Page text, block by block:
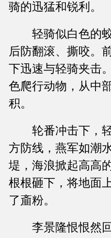
骑的迅猛和锐利。
轻骑似白色的蛟
后防翻滚、撕咬。
下迅速与轻骑夹击
色爬行动物，从中
积。
轮番冲击下，轻
方防线，燕军如潮
堤，海浪掀起高高
根根砸下，将地面
了齑粉。
李景隆恨恨然回